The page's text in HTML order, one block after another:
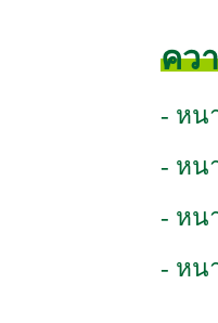
คว
- หน
- หน
- หน
- หน